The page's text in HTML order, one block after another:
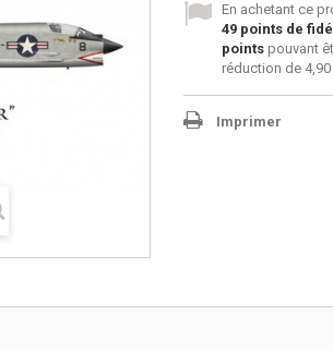
En achetant ce
49points de
pointspouvant
réduction de
Imprimer